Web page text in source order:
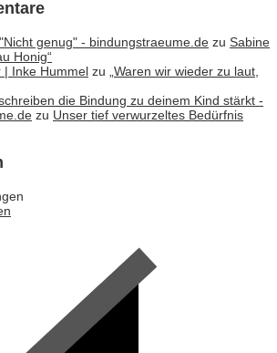
genug" - bindungstraeume.de zu Sabine
Honig“
| Inke Hummel zu
„Waren wir wieder zu laut,
die Bindung zu deinem Kind stärkt -
zu Unser tief verwurzeltes Bedürfnis